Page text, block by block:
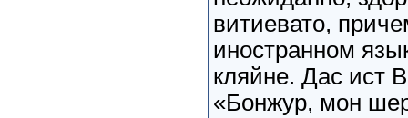
витиевато,
иностранном
кляйне. Дас ист
«Бонжур, мон